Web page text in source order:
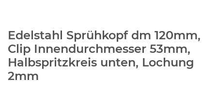
Edelstahl Sprühkopf dm 120mm,
Clip Innendurchmesser 53mm,
Halbspritzkreis unten, Lochung
2mm